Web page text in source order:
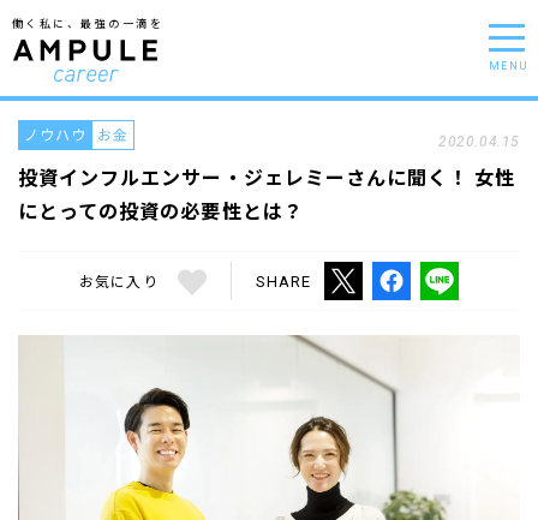
働く私に、最強の一滴を
MENU
投資インフルエンサー・ジェレミーさんに聞く！ 女性
にとっての投資の必要性とは？
ノウハウ お金 2020.04.15
お気に入り SHARE